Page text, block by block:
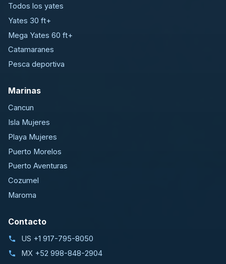
Todos los yates
Yates 30 ft+
Mega Yates 60 ft+
Catamaranes
Pesca deportiva
Marinas
Cancun
Isla Mujeres
Playa Mujeres
Puerto Morelos
Puerto Aventuras
Cozumel
Maroma
Contacto
US +1 917-795-8050
MX +52 998-848-2904